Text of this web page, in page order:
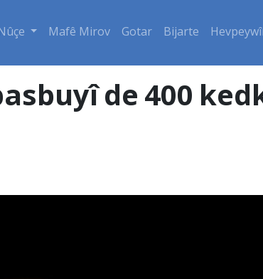
Mafê Mirov Gotar Bijarte
de 400